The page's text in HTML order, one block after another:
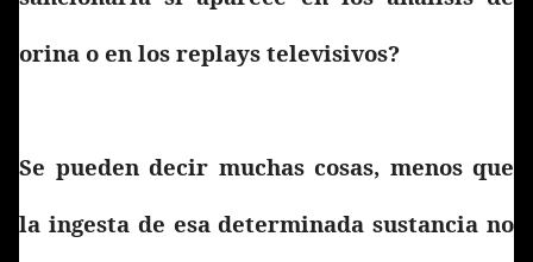
orina o en los replays televisivos?
Se pueden decir muchas cosas, menos que
la ingesta de esa determinada sustancia no